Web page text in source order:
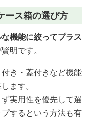
ース箱の選び方
機能に絞ってプラス
明です。
き・蓋付きなど機能
ます。
実用性を優先して選
するという方法も有